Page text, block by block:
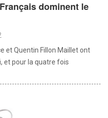
dominent le
et Quentin Fillon Maillet ont
et pour la quatre fois